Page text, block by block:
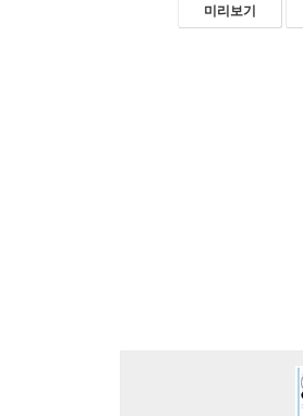
미리보기